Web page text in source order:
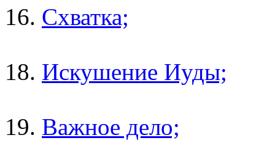
16. Схватка;
18. Искушение Иуды;
19. Важное дело;